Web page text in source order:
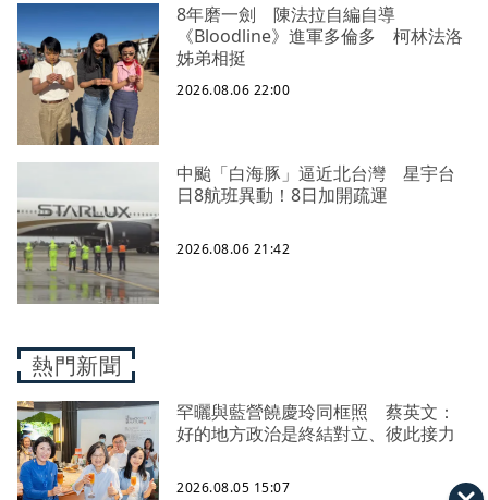
8年磨一劍 陳法拉自編自導
《Bloodline》進軍多倫多 柯林法洛
姊弟相挺
2026.08.06 22:00
中颱「白海豚」逼近北台灣 星宇台
日8航班異動！8日加開疏運
2026.08.06 21:42
熱門新聞
罕曬與藍營饒慶玲同框照 蔡英文：
好的地方政治是終結對立、彼此接力
2026.08.05 15:07